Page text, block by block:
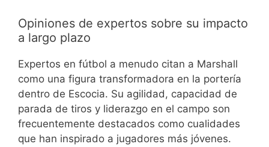
Opiniones de expertos sobre su impacto
a largo plazo
Expertos en fútbol a menudo citan a Marshall
como una figura transformadora en la portería
dentro de Escocia. Su agilidad, capacidad de
parada de tiros y liderazgo en el campo son
frecuentemente destacados como cualidades
que han inspirado a jugadores más jóvenes.